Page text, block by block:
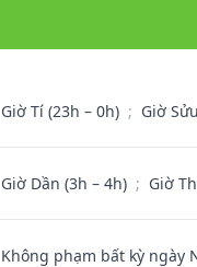
Giờ Tí (23h – 0h) ; Giờ
Giờ Dần (3h – 4h) ; Giờ
Không phạm bất kỳ ngày